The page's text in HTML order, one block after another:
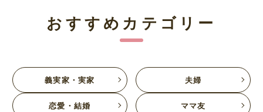
おすすめカテゴリー
義実家・実家 夫婦
恋愛・結婚 ママ友